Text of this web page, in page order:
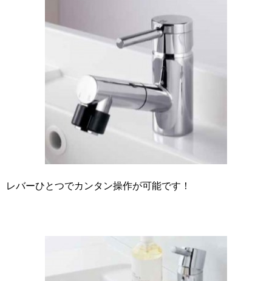
レバーひとつでカンタン操作が可能です！